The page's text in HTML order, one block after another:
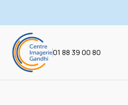
01 88 39 00 80